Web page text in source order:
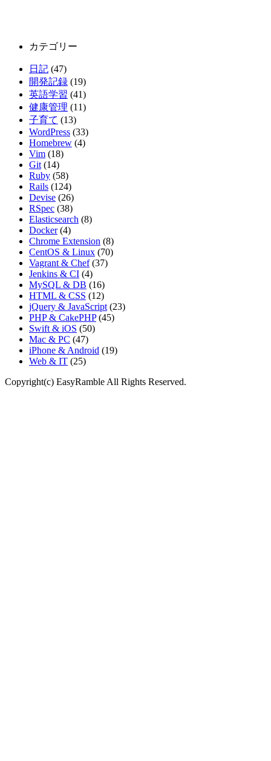
カテゴリー
日記 (47)
開発記録 (19)
英語学習 (41)
健康管理 (11)
子育て (13)
WordPress (33)
Homebrew (4)
Vim (18)
Git (14)
Ruby (58)
Rails (124)
Devise (26)
RSpec (38)
Elasticsearch (8)
Docker(4)
Chrome Extension (8)
CentOS & Linux (70)
Vagrant & Chef(37)
Jenkins & CI (4)
MySQL & DB (16)
HTML & CSS (12)
jQuery & JavaScript (23)
PHP & CakePHP(45)
Swift & iOS (50)
Mac & PC (47)
iPhone & Android (19)
Web & IT (25)
Copyright(c) EasyRamble All Rights Reserved.